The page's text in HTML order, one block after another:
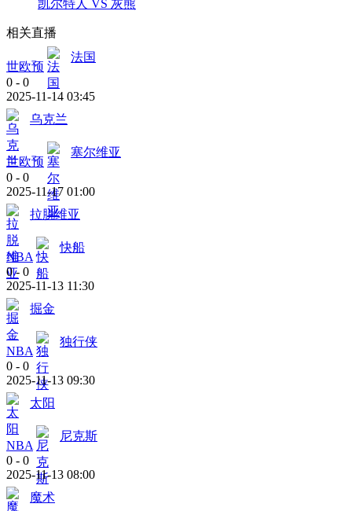
凯尔特人 VS 灰熊
相关直播
世欧预
法国
0 - 0
2025-11-14 03:45
乌克兰
世欧预
塞尔维亚
0 - 0
2025-11-17 01:00
拉脱维亚
NBA
快船
0 - 0
2025-11-13 11:30
掘金
NBA
独行侠
0 - 0
2025-11-13 09:30
太阳
NBA
尼克斯
0 - 0
2025-11-13 08:00
魔术